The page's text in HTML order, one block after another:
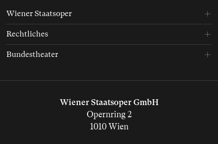
Wiener Staatsoper GmbH
Opernring 2
1010 Wien
Wiener Staatsoper
Rechtliches
Bundestheater